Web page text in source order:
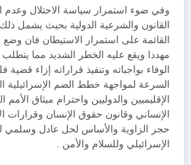
وفي ضوء استمرار سياسة الاحتلال وعدم
القانون والشرعية الدولية بحيث يشمل
القائمة على استمرار الاستيطان فان
مهددا ويقع عليه الخطر الشديد مما
الوفاء بواجباته وتنفيذ قراراته إزاء
السرعة لمواجهة خطط الضم الإسرائيلية
الإقليميين والدوليين واحترام ميثاق الأمم
الإنساني وقانون حقوق الإنسان وقرارات
حجر الزاوية والأساس لحل عادل وسلمي
الإسرائيلي وللسلام والأمن .